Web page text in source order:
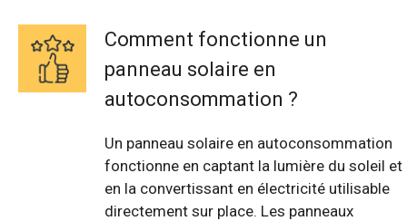
Comment fonctionne un
panneau solaire en
autoconsommation ?
Un panneau solaire en autoconsommation
fonctionne en captant la lumière du soleil et
en la convertissant en électricité utilisable
directement sur place. Les panneaux